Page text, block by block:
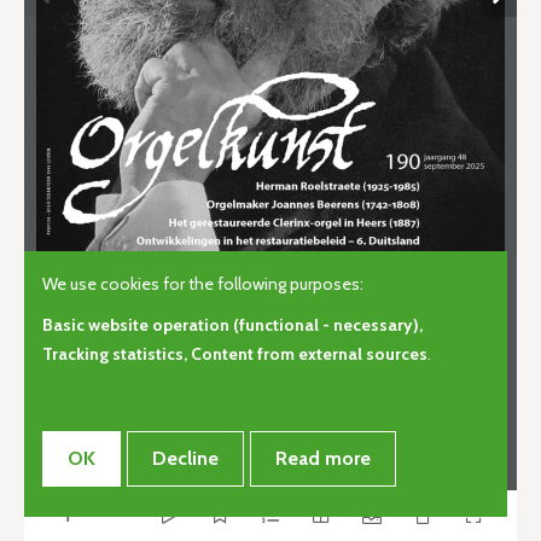
Home About Subscriptions
Tijdschrift Bibliography Orders
Calendar Library Contact
© Copyright 2026 | Orgelkunst | Vlaams cultureel-erfgoedtijdschrift
voor orgelcultuur van gisteren, vandaag en morgen. • Alle rechten
We use cookies for the following purposes:
Basic website operation (functional - necessary),
Tracking statistics, Content from external sources.
OK Decline Read more